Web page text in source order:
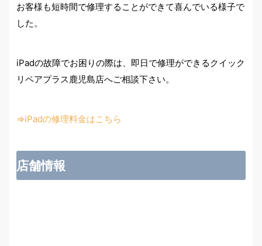
お客様も短時間で修理することができて喜んでいる様子で
した。
iPadの故障でお困りの際は、即日で修理ができるクイック
リペアプラス鹿児島店へご相談下さい。
⇒iPadの修理料金はこちら
店舗情報